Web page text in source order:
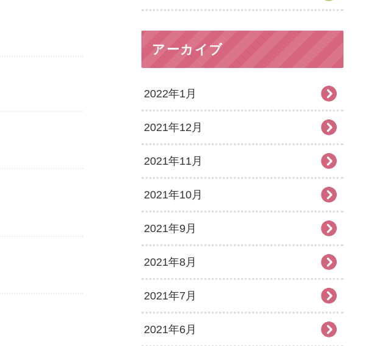
アーカイブ
2022年1月
2021年12月
2021年11月
2021年10月
2021年9月
2021年8月
2021年7月
2021年6月